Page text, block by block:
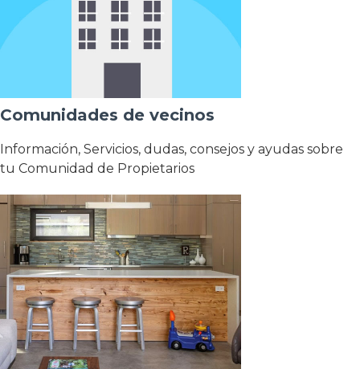
Comunidades de vecinos
Información, Servicios, dudas, consejos y ayudas sobre
tu Comunidad de Propietarios